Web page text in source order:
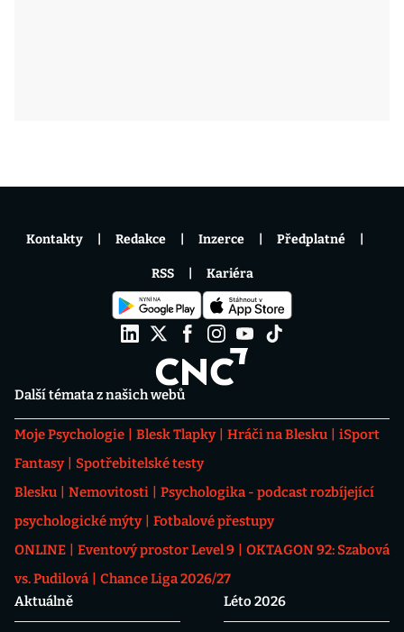
Další témata z našich webů
Moje Psychologie Blesk Tlapky Hráči na Blesku
iSport
Fantasy
Spotřebitelské testy
Blesku
Nemovitosti
Psychologika - podcast rozbíjející
psychologické mýty
Fotbalové přestupy
ONLINE
Eventový prostor Level 9
OKTAGON 92: Szabová
vs. Pudilová
Chance Liga 2026/27
Aktuálně
Léto 2026
Kontakty Redakce Inzerce Předplatné
RSS Kariéra